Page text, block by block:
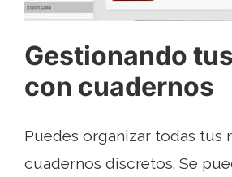
Gestionando
con cuadernos
Puedes organizar todas tus
cuadernos discretos. Se